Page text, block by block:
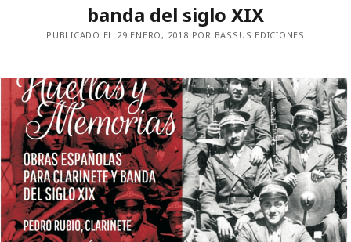
banda del siglo XIX
PUBLICADO EL 29 ENERO, 2018 POR BASSUS EDICIONES